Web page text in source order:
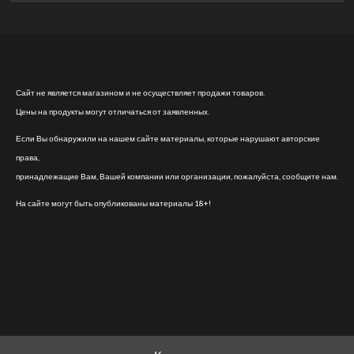
Сайт не является магазином и не осуществляет продажи товаров.
Цены на продукты могут отличаться от заявленных.
Если Вы обнаружили на нашем сайте материалы, которые нарушают авторские
права,
принадлежащие Вам, Вашей компании или организации, пожалуйста, сообщите нам.
На сайте могут быть опубликованы материалы 18+!